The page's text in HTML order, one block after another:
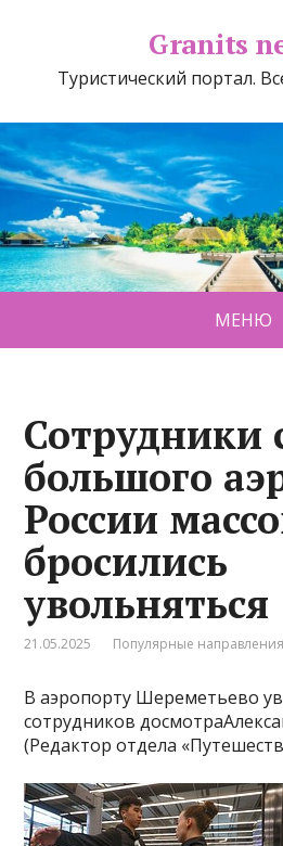
Granits
Туристический портал.
МЕНЮ
Сотрудники
большого
России
бросились
увольняться
21.05.2025 Популярные направления
В аэропорту Шереметьево
сотрудников
(Редактор отдела